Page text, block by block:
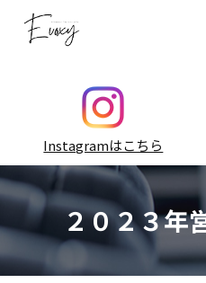
Instagramはこちら
２０２３年